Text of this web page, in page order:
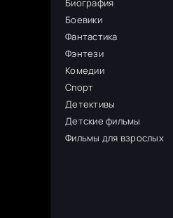
Биография
Боевики
Фантастика
Фэнтези
Комедии
Спорт
Детективы
Детские фильмы
Фильмы для взрослых